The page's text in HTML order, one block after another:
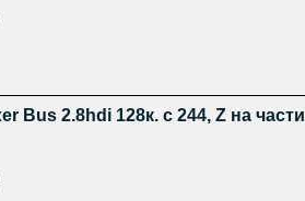
Bus 2.8hdi 128к. с 244, Z на части